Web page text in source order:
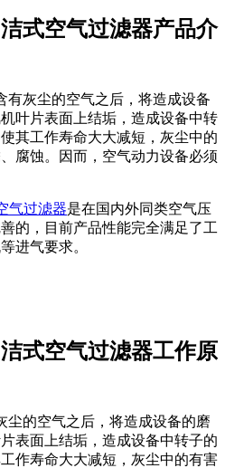
式空气过滤器产品介
有灰尘的空气之后，将造成设备
叶片表面上结垢，造成设备中转
其工作寿命大大减短，灰尘中的
腐蚀。因而，空气动力设备必须
气过滤器是在国内外同类空气压
的，目前产品性能完全满足了工
进气要求。
式空气过滤器工作原
的空气之后，将造成设备的磨
表面上结垢，造成设备中转子的
作寿命大大减短，灰尘中的有害